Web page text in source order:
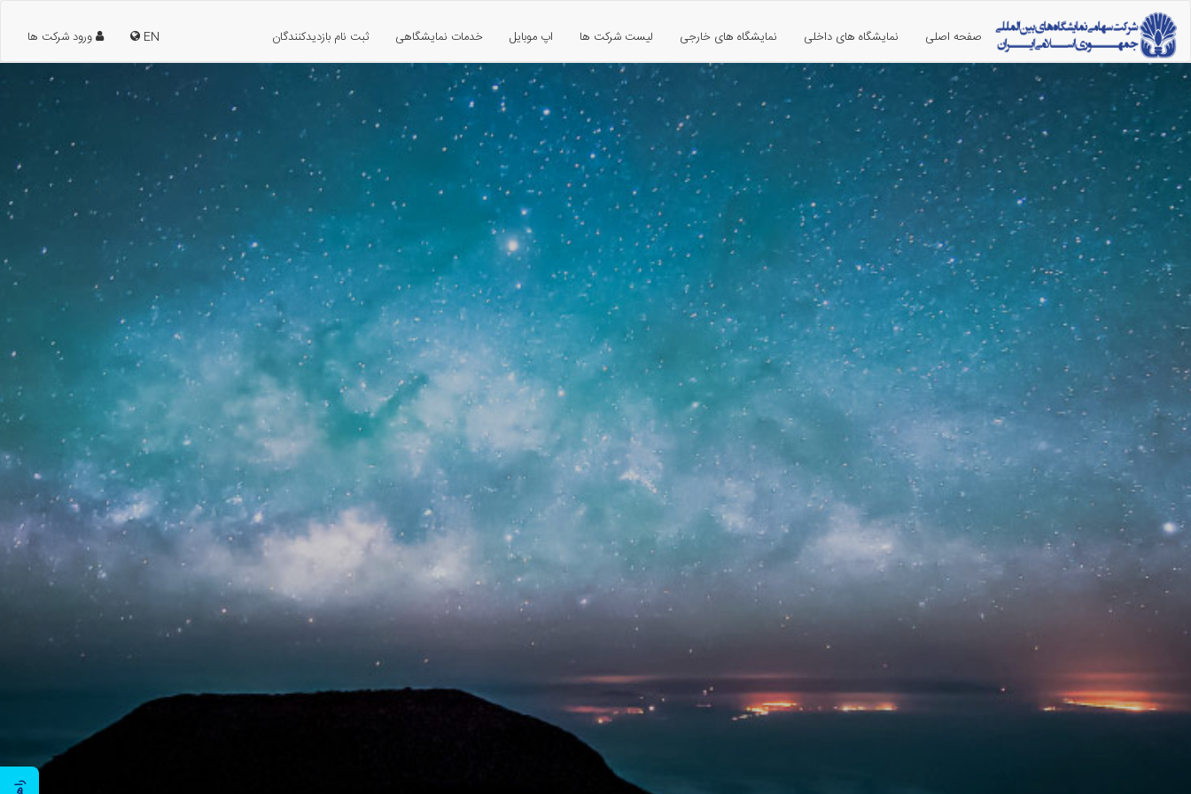
صفحه اصلی نمایشگاه های داخلی نمایشگاه های خارجی لیست شرکت ها اپ موبایل خدمات نمایشگاهی ثبت نام بازدیدکنندگان EN ورود شرکت ها